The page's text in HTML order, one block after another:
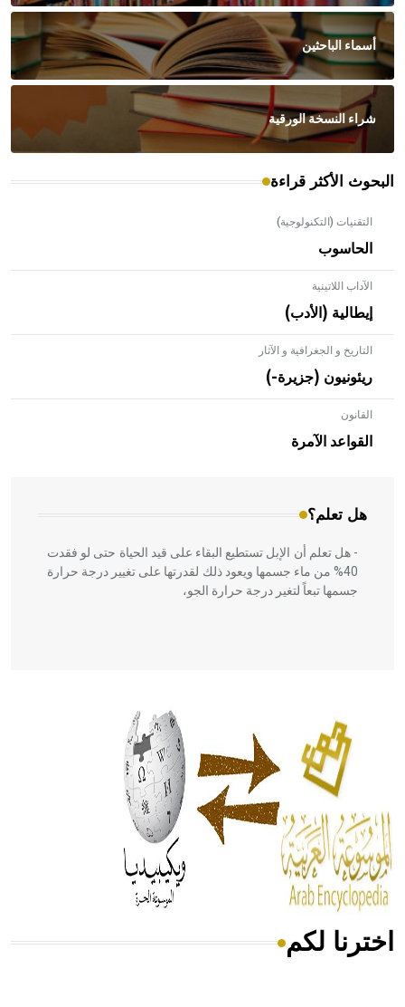
أسماء الباحثين
شراء النسخة الورقية
البحوث الأكثر قراءة
التقنيات (التكنولوجية)
الحاسوب
الآداب اللاتينية
إيطالية (الأدب)
التاريخ و الجغرافية و الآثار
ريئونيون (جزيرة-)
القانون
القواعد الآمرة
هل تعلم؟
- هل تعلم أن الأبلق نوع من الفنون الهندسية التي ارتبطت
بالعمارة الإسلامية في بلاد الشام ومصر خاصة، حيث يحرص
المعمار على بناء مداميكه وخاصة في الواجهات
- هل تعلم أن الإبل تستطيع البقاء على قيد الحياة حتى لو فقدت
40% من ماء جسمها ويعود ذلك لقدرتها على تغيير درجة حرارة
جسمها تبعاً لتغير درجة حرارة الجو،
الحكم، الأدلة، تنظيم التغذية، ورسالته في جروح الرأس. ويعود
له الفضل بأنه حرر الطب من الدين والفلسفة.
- هل تعلم أن المرجان إفراز حيواني يتكون في البحر ويتركب
من مادة كربونات الكلسيوم، وهو أحمر أو شديد الحمرة وهو
أجود أنواعه، ويمتاز بكبر الحجم ويسمى الش
هل تعلم أن الأبسيد كلمة فرنسية اللفظ تم اعتمادها مصطلحاً
اخترنا لكم